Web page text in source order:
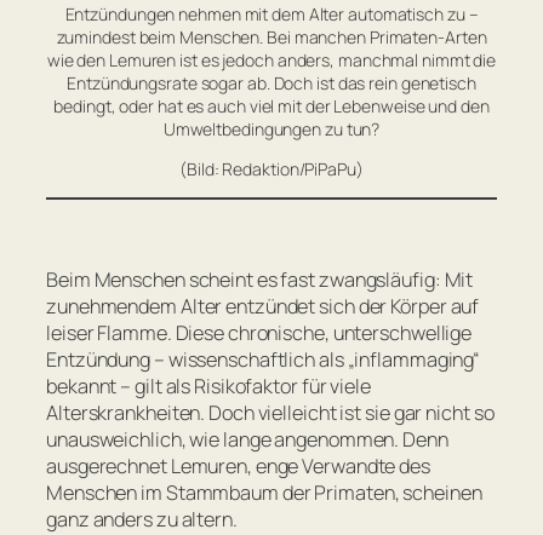
Entzündungen nehmen mit dem Alter automatisch zu –
zumindest beim Menschen. Bei manchen Primaten-Arten
wie den Lemuren ist es jedoch anders, manchmal nimmt die
Entzündungsrate sogar ab. Doch ist das rein genetisch
bedingt, oder hat es auch viel mit der Lebenweise und den
Umweltbedingungen zu tun?
(Bild: Redaktion/PiPaPu)
Beim Menschen scheint es fast zwangsläufig: Mit
zunehmendem Alter entzündet sich der Körper auf
leiser Flamme. Diese chronische, unterschwellige
Entzündung – wissenschaftlich als „inflammaging“
bekannt – gilt als Risikofaktor für viele
Alterskrankheiten. Doch vielleicht ist sie gar nicht so
unausweichlich, wie lange angenommen. Denn
ausgerechnet Lemuren, enge Verwandte des
Menschen im Stammbaum der Primaten, scheinen
ganz anders zu altern.